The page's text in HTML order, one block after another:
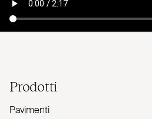
Prodotti
Pavimenti